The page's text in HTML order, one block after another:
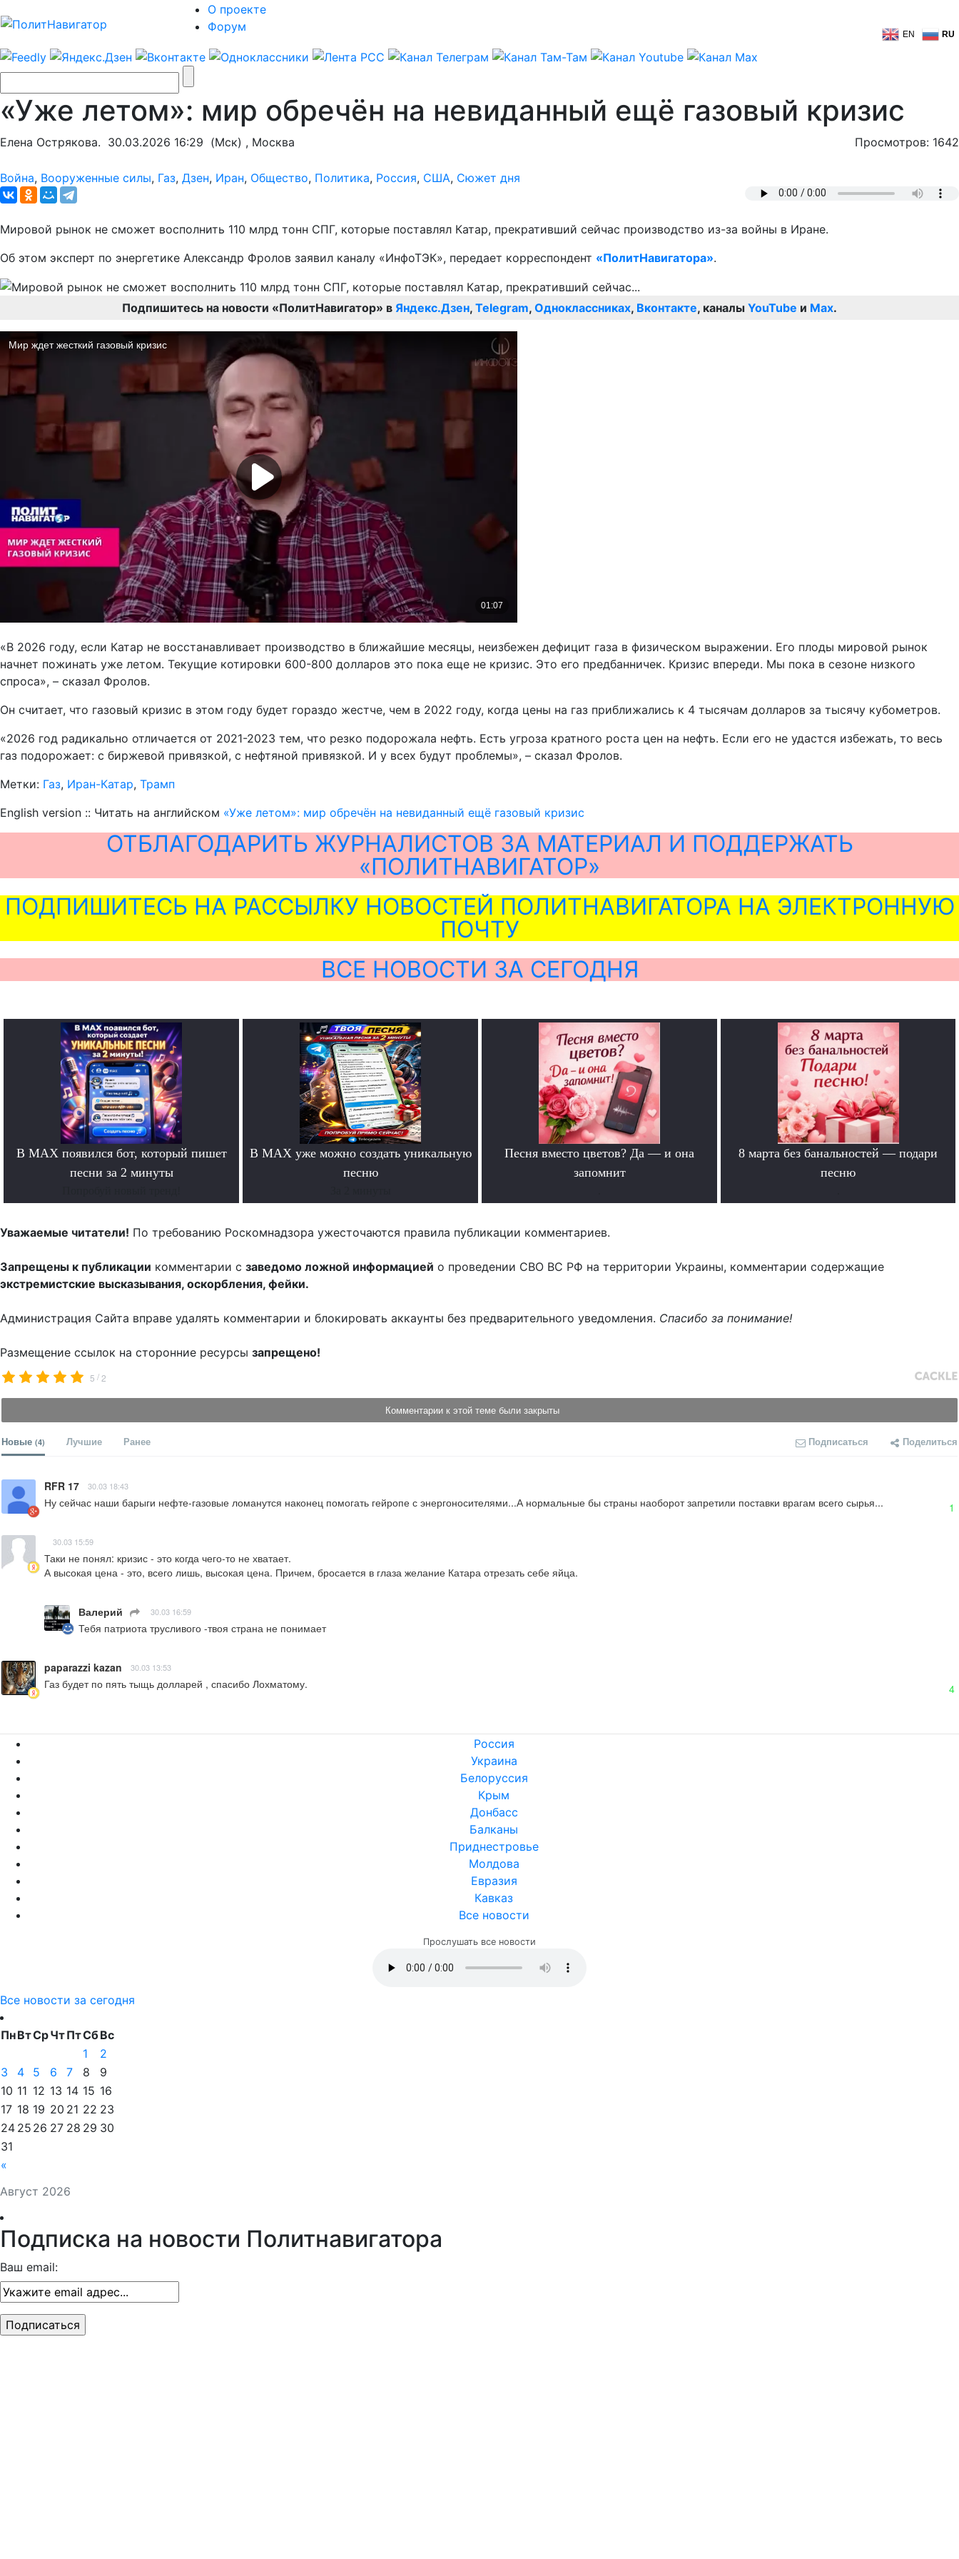
О проекте
Форум
EN RU
«Уже летом»: мир обречён на невиданный ещё газовый кризис
Елена Острякова. 30.03.2026 16:29 (Мск) , Москва Просмотров: 1642
Война, Вооруженные силы, Газ, Дзен, Иран, Общество, Политика, Россия, США, Сюжет дня
Мировой рынок не сможет восполнить 110 млрд тонн СПГ, которые поставлял Катар, прекративший сейчас производство из-за войны в Иране.
Об этом эксперт по энергетике Александр Фролов заявил каналу «ИнфоТЭК», передает корреспондент «ПолитНавигатора».
Подпишитесь на новости «ПолитНавигатор» в Яндекс.Дзен, Telegram, Одноклассниках, Вконтакте, каналы YouTube и Max.
«В 2026 году, если Катар не восстанавливает производство в ближайшие месяцы, неизбежен дефицит газа в физическом выражении. Его плоды мировой рынок
начнет пожинать уже летом. Текущие котировки 600-800 долларов это пока еще не кризис. Это его предбанничек. Кризис впереди. Мы пока в сезоне низкого
спроса», – сказал Фролов.
Он считает, что газовый кризис в этом году будет гораздо жестче, чем в 2022 году, когда цены на газ приближались к 4 тысячам долларов за тысячу кубометров.
«2026 год радикально отличается от 2021-2023 тем, что резко подорожала нефть. Есть угроза кратного роста цен на нефть. Если его не удастся избежать, то весь
газ подорожает: с биржевой привязкой, с нефтяной привязкой. И у всех будут проблемы», – сказал Фролов.
Метки: Газ, Иран-Катар, Трамп
English version :: Читать на английском «Уже летом»: мир обречён на невиданный ещё газовый кризис
ОТБЛАГОДАРИТЬ ЖУРНАЛИСТОВ ЗА МАТЕРИАЛ И ПОДДЕРЖАТЬ
«ПОЛИТНАВИГАТОР»
ПОДПИШИТЕСЬ НА РАССЫЛКУ НОВОСТЕЙ ПОЛИТНАВИГАТОРА НА ЭЛЕКТРОННУЮ
ПОЧТУ
ВСЕ НОВОСТИ ЗА СЕГОДНЯ
В MAX появился бот, который пишет
песни за 2 минуты
В MAX уже можно создать уникальную
песню
Песня вместо цветов? Да — и она
запомнит
8 марта без банальностей — подари
песню
Уважаемые читатели! По требованию Роскомнадзора ужесточаются правила публикации комментариев.
Запрещены к публикации комментарии с заведомо ложной информацией о проведении СВО ВС РФ на территории Украины, комментарии содержащие
экстремистские высказывания, оскорбления, фейки.
Администрация Сайта вправе удалять комментарии и блокировать аккаунты без предварительного уведомления. Спасибо за понимание!
Размещение ссылок на сторонние ресурсы запрещено!
5 /2
Комментарии к этой теме были закрыты
Новые (4) Лучшие Ранее Подписаться Поделиться
RFR 17 30.03 18:43
Ну сейчас наши барыги нефте-газовые ломанутся наконец помогать гейропе с энергоносителями...А нормальные бы страны наоборот запретили поставки врагам всего сырья... 1
30.03 15:59
Таки не понял: кризис - это когда чего-то не хватает.
А высокая цена - это, всего лишь, высокая цена. Причем, бросается в глаза желание Катара отрезать себе яйца.
Валерий 30.03 16:59
Тебя патриота трусливого -твоя страна не понимает
paparazzi kazan 30.03 13:53
Газ будет по пять тыщь долларей , спасибо Лохматому. 4
Россия
Украина
Белоруссия
Крым
Донбасс
Балканы
Приднестровье
Молдова
Евразия
Кавказ
Все новости
Прослушать все новости
Все новости за сегодня
Август 2026
ПнВтСрЧтПтСбВс
«
1
2
3
4 5 6 7 8
9
10 11 12 13 14 15 16
17 18 19 20 21 22 23
24 25 26 27 28 29 30
31
Подписка на новости Политнавигатора
Ваш email: